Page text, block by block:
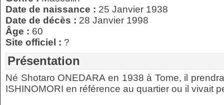
Date de naissance : 25 Janvier 1938
Date de décès : 28 Janvier 1998
Âge : 60
Site officiel : ?
Présentation
Né Shotaro ONEDARA en 1938 à Tome, il
ISHINOMORI en référence au quartier ou il vivait